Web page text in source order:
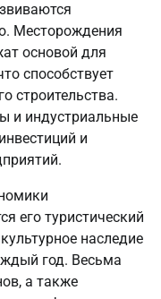
Месторождения
основой для
способствует
строительства.
и индустриальные
и
его туристический
наследие
год. Весьма
а также